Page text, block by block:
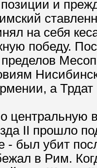
и
на себя
победу.
а Трдат
центральную
II прошло
- был убит
в Рим.